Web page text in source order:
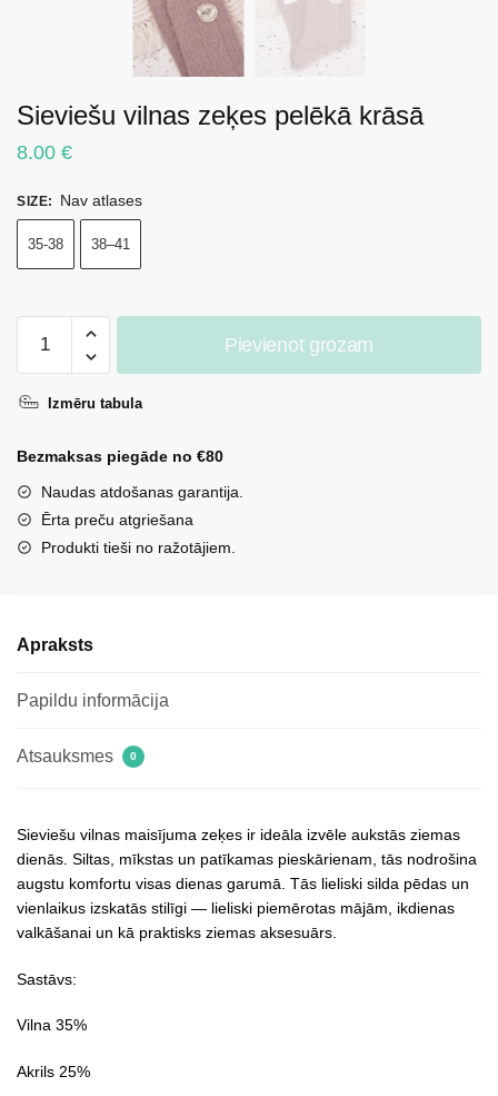
Sieviešu vilnas zeķes pelēkā krāsā
8.00 €
SIZE: Nav atlases
35-38 38–41
vilnas
pelēkā
daudzums
Pievienot grozam
Izmēru tabula
Bezmaksas piegāde no €80
Naudas atdošanas garantija.
Ērta preču atgriešana
Produkti tieši no ražotājiem.
Apraksts
Papildu informācija
Atsauksmes 0
Sieviešu vilnas maisījuma zeķes ir ideāla izvēle aukstās ziemas
dienās. Siltas, mīkstas un patīkamas pieskārienam, tās nodrošina
augstu komfortu visas dienas garumā. Tās lieliski silda pēdas un
vienlaikus izskatās stilīgi — lieliski piemērotas mājām, ikdienas
valkāšanai un kā praktisks ziemas aksesuārs.
Sastāvs:
Vilna 35%
Akrils 25%